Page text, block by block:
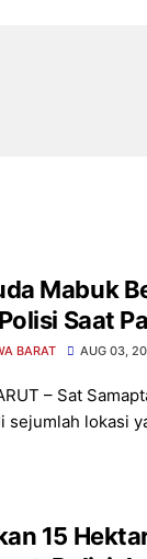
Mabuk
Saat
BARAT AUG 03,
– Sat
sejumlah lokasi
15